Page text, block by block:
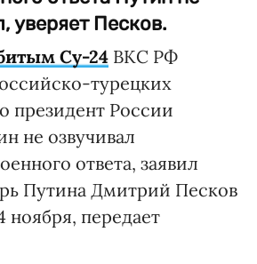
уверяет Песков.
Су-24 ВКС РФ
турецких
президент России
не озвучивал
ответа, заявил
Путина Дмитрий Песков
ноября, передает